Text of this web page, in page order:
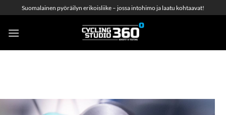
to
content
Suomalainen pyöräilyn erikoisliike – jossa intohimo ja laatu kohtaavat!